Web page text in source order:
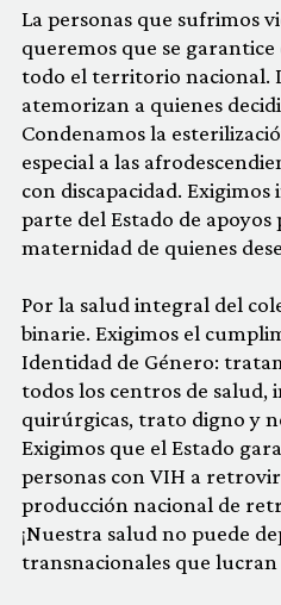
La personas que sufrimos
queremos que se
todo el territorio nacional.
atemorizan a quienes
Condenamos la
especial a las
con discapacidad.
parte del Estado de apoyos
maternidad de quienes
Por la salud integral del
binarie. Exigimos el
Identidad de Género:
todos los centros de salud,
quirúrgicas, trato digno y
Exigimos que el Estado
personas con VIH a
producción nacional de
¡Nuestra salud no puede
transnacionales que lucran